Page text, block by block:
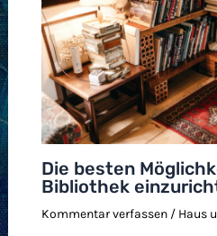
Die besten
Bibliothek
Kommentar verfassen / Haus